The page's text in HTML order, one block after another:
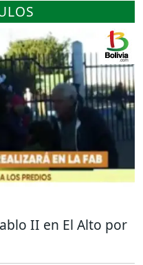
II en El Alto por